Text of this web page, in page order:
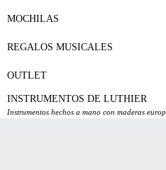
MOCHILAS
REGALOS MUSICALES
OUTLET
INSTRUMENTOS DE LUTHIER
Instrumentos hechos a mano con maderas